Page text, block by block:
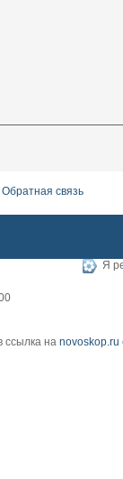
Обратная связь
Я
ссылка на novoskop.ru